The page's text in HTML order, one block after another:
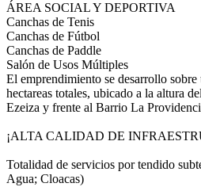
ÁREA SOCIAL Y DEPORTIVA
Canchas de Tenis
Canchas de Fútbol
Canchas de Paddle
Salón de Usos Múltiples
El emprendimiento se desarrollo
hectareas totales, ubicado a la altura
Ezeiza y frente al Barrio La
¡ALTA CALIDAD DE
Totalidad de servicios por tendido
Agua; Cloacas)